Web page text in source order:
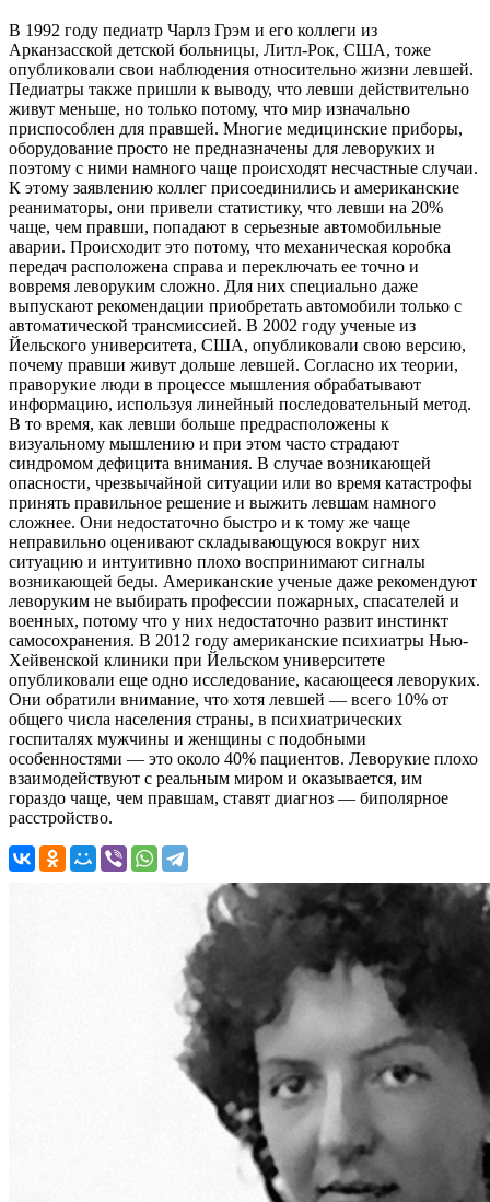
В 1992 году педиатр Чарлз Грэм и его коллеги из
Арканзасской детской больницы, Литл-Рок, США, тоже
опубликовали свои наблюдения относительно жизни левшей.
Педиатры также пришли к выводу, что левши действительно
живут меньше, но только потому, что мир изначально
приспособлен для правшей. Многие медицинские приборы,
оборудование просто не предназначены для леворуких и
поэтому с ними намного чаще происходят несчастные случаи.
К этому заявлению коллег присоединились и американские
реаниматоры, они привели статистику, что левши на 20%
чаще, чем правши, попадают в серьезные автомобильные
аварии. Происходит это потому, что механическая коробка
передач расположена справа и переключать ее точно и
вовремя леворуким сложно. Для них специально даже
выпускают рекомендации приобретать автомобили только с
автоматической трансмиссией. В 2002 году ученые из
Йельского университета, США, опубликовали свою версию,
почему правши живут дольше левшей. Согласно их теории,
праворукие люди в процессе мышления обрабатывают
информацию, используя линейный последовательный метод.
В то время, как левши больше предрасположены к
визуальному мышлению и при этом часто страдают
синдромом дефицита внимания. В случае возникающей
опасности, чрезвычайной ситуации или во время катастрофы
принять правильное решение и выжить левшам намного
сложнее. Они недостаточно быстро и к тому же чаще
неправильно оценивают складывающуюся вокруг них
ситуацию и интуитивно плохо воспринимают сигналы
возникающей беды. Американские ученые даже рекомендуют
леворуким не выбирать профессии пожарных, спасателей и
военных, потому что у них недостаточно развит инстинкт
самосохранения. В 2012 году американские психиатры Нью-
Хейвенской клиники при Йельском университете
опубликовали еще одно исследование, касающееся леворуких.
Они обратили внимание, что хотя левшей — всего 10% от
общего числа населения страны, в психиатрических
госпиталях мужчины и женщины с подобными
особенностями — это около 40% пациентов. Леворукие плохо
взаимодействуют с реальным миром и оказывается, им
гораздо чаще, чем правшам, ставят диагноз — биполярное
расстройство.